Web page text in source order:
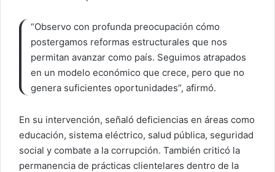
“Observo con profunda preocupación cómo
postergamos reformas estructurales que nos
permitan avanzar como país. Seguimos atrapados
en un modelo económico que crece, pero que no
genera suficientes oportunidades”, afirmó.
En su intervención, señaló deficiencias en áreas como
educación, sistema eléctrico, salud pública, seguridad
social y combate a la corrupción. También criticó la
permanencia de prácticas clientelares dentro de la